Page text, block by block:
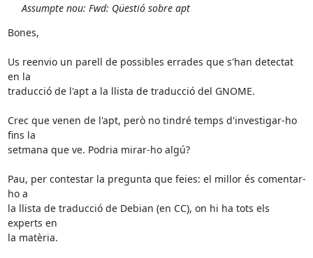
Assumpte nou: Fwd: Qüestió sobre apt
Bones,
Us reenvio un parell de possibles errades que s'han detectat
en la
traducció de l'apt a la llista de traducció del GNOME.
Crec que venen de l'apt, però no tindré temps d'investigar-ho
fins la
setmana que ve. Podria mirar-ho algú?
Pau, per contestar la pregunta que feies: el millor és comentar-
ho a
la llista de traducció de Debian (en CC), on hi ha tots els
experts en
la matèria.